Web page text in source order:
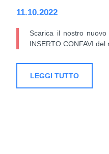
11.10.2022
Scarica il nostro
INSERTO CONFAVI
LEGGI TUTTO